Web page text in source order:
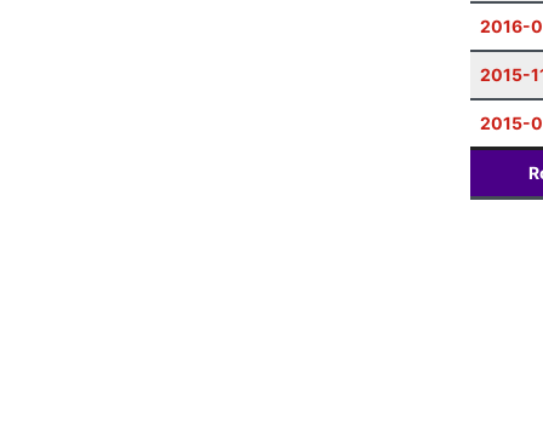
2016-
2015-
2015-